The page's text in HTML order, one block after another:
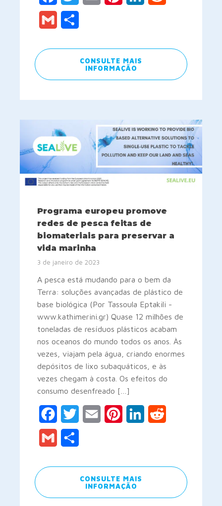
Gmail
CONSULTE MAIS
INFORMAÇÃO
Programa europeu promove
redes de pesca feitas de
biomateriais para preservar a
vida marinha
3 de janeiro de 2023
A pesca está mudando para o bem da
Terra: soluções avançadas de plástico de
base biológica (Por Tassoula Eptakili -
www.kathimerini.gr) Quase 12 milhões de
toneladas de resíduos plásticos acabam
nos oceanos do mundo todos os anos. Às
vezes, viajam pela água, criando enormes
depósitos de lixo subaquáticos, e às
vezes chegam à costa. Os efeitos do
consumo desenfreado […]
FacebookTwitter Email PinterestLinkedIn
Gmail
CONSULTE MAIS
INFORMAÇÃO